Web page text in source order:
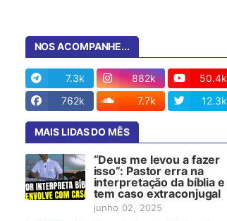
NOS ACOMPANHE...
7.3k 882k
50.4k
762k
7.7k 12.3k
MAIS LIDAS DO MÊS
“Deus me levou a fazer
isso”: Pastor erra na
interpretação da bíblia e
tem caso extraconjugal
junho 02, 2025